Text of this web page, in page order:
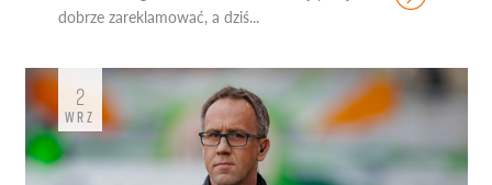
dobrze zareklamować, a dziś...
2
WRZ